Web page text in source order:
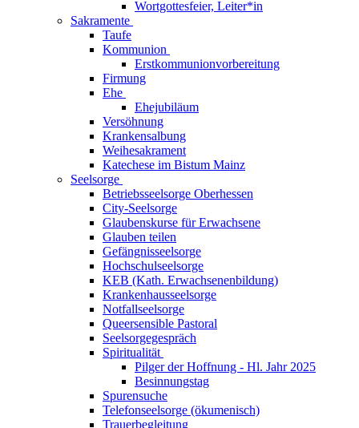
Wortgottesfeier, Leiter*in
Sakramente
Taufe
Kommunion
Erstkommunionvorbereitung
Firmung
Ehe
Ehejubiläum
Versöhnung
Krankensalbung
Weihesakrament
Katechese im Bistum Mainz
Seelsorge
Betriebsseelsorge Oberhessen
City-Seelsorge
Glaubenskurse für Erwachsene
Glauben teilen
Gefängnisseelsorge
Hochschulseelsorge
KEB (Kath. Erwachsenenbildung)
Krankenhausseelsorge
Notfallseelsorge
Queersensible Pastoral
Seelsorgegespräch
Spiritualität
Pilger der Hoffnung - Hl. Jahr 2025
Besinnungstag
Spurensuche
Telefonseelsorge (ökumenisch)
Trauerbegleitung